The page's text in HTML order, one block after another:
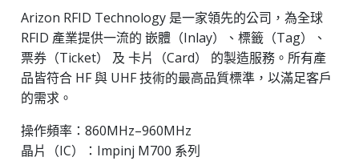
Arizon RFID Technology 是一家領先的公司，為全球
RFID 產業提供一流的 嵌體（Inlay）、標籤（Tag）、
票券（Ticket） 及 卡片（Card） 的製造服務。所有產
品皆符合 HF 與 UHF 技術的最高品質標準，以滿足客戶
的需求。
操作頻率：860MHz–960MHz
晶片（IC）：Impinj M700 系列